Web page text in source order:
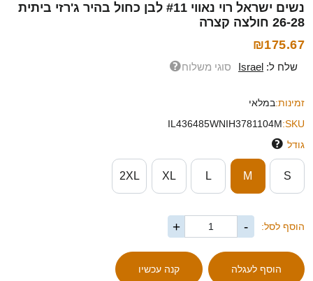
נשים ישראל רוי נאווי #11 לבן כחול בהיר ג'רזי ביתית
26-28 חולצה קצרה
₪175.67
שלח ל: Israel סוגי משלוח
זמינות:במלאי
SKU:
IL436485WNIH3781104M
גודל
S
M
L
XL
2XL
הוסף לסל: -
+